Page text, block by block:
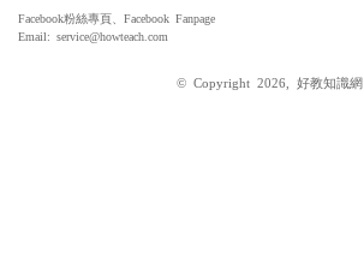
Facebook粉絲專頁、Facebook Fanpage
Email: service@howteach.com
© Copyright 2026, 好教知識網